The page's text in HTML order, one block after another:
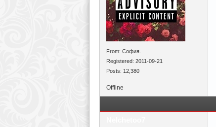
From: София.
Registered: 2011-09-21
Posts: 12,380
Offline